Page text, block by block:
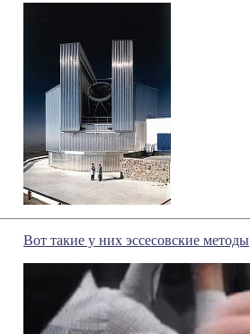
Вот такие у них эссесовские методы